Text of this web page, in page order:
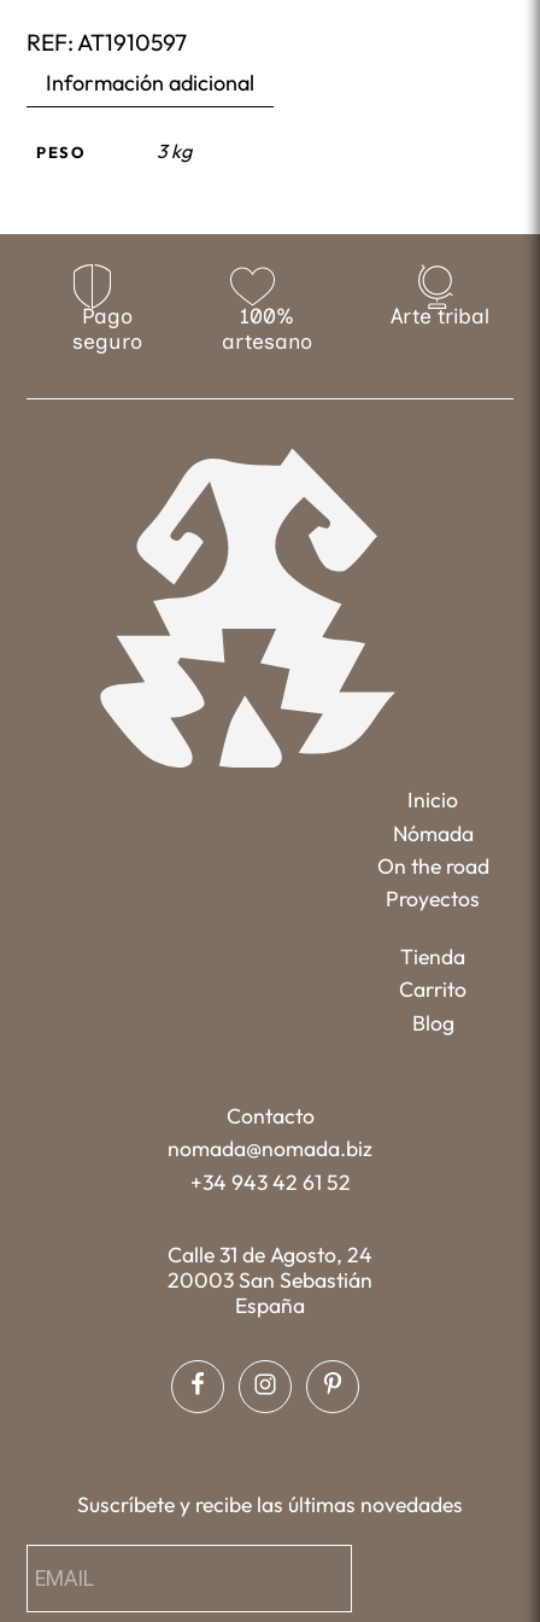
REF:AT1910597
Información adicional
PESO 3 kg
Pago
seguro
100%
artesano
Arte tribal
Inicio
Nómada
On the road
Proyectos
Tienda
Carrito
Blog
Contacto
nomada@nomada.biz
+34 943 42 61 52
Calle 31 de Agosto, 24
20003 San Sebastián
España
Suscríbete y recibe las últimas novedades